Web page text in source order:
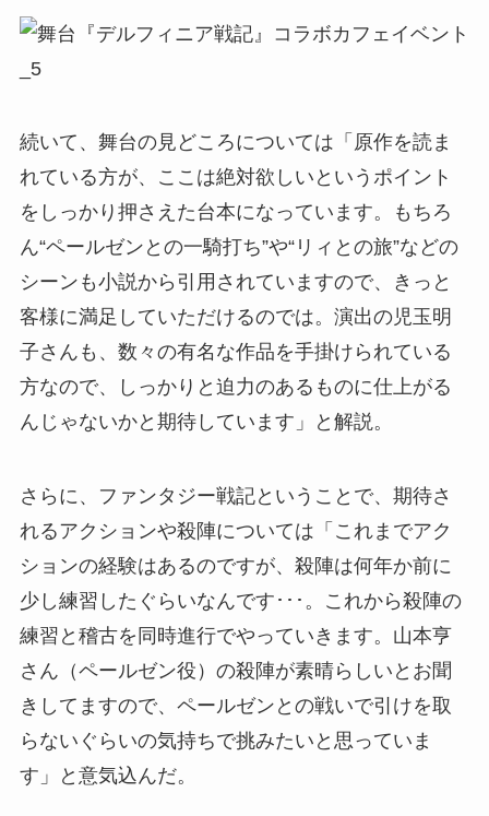
続いて、舞台の見どころについては「原作を読ま
れている方が、ここは絶対欲しいというポイント
をしっかり押さえた台本になっています。もちろ
ん“ペールゼンとの一騎打ち”や“リィとの旅”などの
シーンも小説から引用されていますので、きっと
客様に満足していただけるのでは。演出の児玉明
子さんも、数々の有名な作品を手掛けられている
方なので、しっかりと迫力のあるものに仕上がる
んじゃないかと期待しています」と解説。
さらに、ファンタジー戦記ということで、期待さ
れるアクションや殺陣については「これまでアク
ションの経験はあるのですが、殺陣は何年か前に
少し練習したぐらいなんです･･･。これから殺陣の
練習と稽古を同時進行でやっていきます。山本亨
さん（ペールゼン役）の殺陣が素晴らしいとお聞
きしてますので、ペールゼンとの戦いで引けを取
らないぐらいの気持ちで挑みたいと思っていま
す」と意気込んだ。